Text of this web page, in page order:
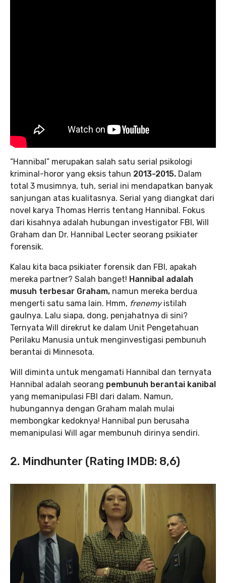
“Hannibal” merupakan salah satu serial psikologi
kriminal-horor yang eksis tahun 2013-2015. Dalam
total 3 musimnya, tuh, serial ini mendapatkan banyak
sanjungan atas kualitasnya. Serial yang diangkat dari
novel karya Thomas Herris tentang Hannibal. Fokus
dari kisahnya adalah hubungan investigator FBI, Will
Graham dan Dr. Hannibal Lecter seorang psikiater
forensik.
Kalau kita baca psikiater forensik dan FBI, apakah
mereka partner? Salah banget! Hannibal adalah
musuh terbesar Graham, namun mereka berdua
mengerti satu sama lain. Hmm, frenemyistilah
gaulnya. Lalu siapa, dong, penjahatnya di sini?
Ternyata Will direkrut ke dalam Unit Pengetahuan
Perilaku Manusia untuk menginvestigasi pembunuh
berantai di Minnesota.
Will diminta untuk mengamati Hannibal dan ternyata
Hannibal adalah seorang pembunuh berantai kanibal
yang memanipulasi FBI dari dalam. Namun,
hubungannya dengan Graham malah mulai
membongkar kedoknya! Hannibal pun berusaha
memanipulasi Will agar membunuh dirinya sendiri.
2. Mindhunter (Rating IMDB: 8,6)